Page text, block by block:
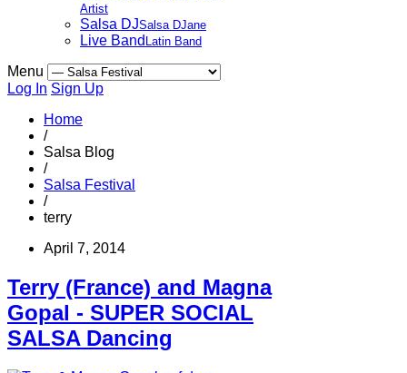
Artist
Salsa DJSalsa DJane
Live Band Latin Band
Menu
Log In Sign Up
Home
/
Salsa Blog
/
Salsa Festival
/
terry
April 7, 2014
Terry (France) and Magna
Gopal - SUPER SOCIAL
SALSA Dancing